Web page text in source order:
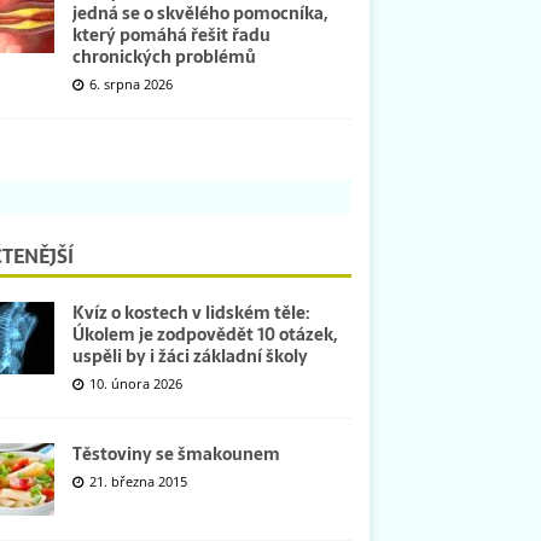
jedná se o skvělého pomocníka,
který pomáhá řešit řadu
chronických problémů
6. srpna 2026
Kvíz o kostech v lidském těle:
Úkolem je zodpovědět 10 otázek,
uspěli by i žáci základní školy
10. února 2026
Těstoviny se šmakounem
21. března 2015